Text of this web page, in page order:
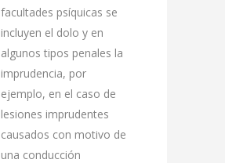
facultades psíquicas se
incluyen el dolo y en
algunos tipos penales la
imprudencia, por
ejemplo, en el caso de
lesiones imprudentes
causados con motivo de
una conducción